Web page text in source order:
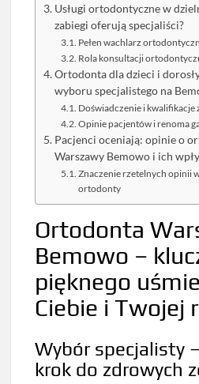
Usługi ortodontyczne w
zabiegi oferują specjaliści?
Pełen wachlarz
Rola konsultacji
Ortodonta dla dzieci i
wyboru specjalistego na
Doświadczenie i kwalifikacje
Opinie pacjentów i renoma
Pacjenci oceniają: opinie o
Warszawy Bemowo i ich
Znaczenie rzetelnych opinii
ortodonty
Ortodonta
Bemowo –
pięknego
Ciebie i Twojej
Wybór specjalisty
krok do zdrowych